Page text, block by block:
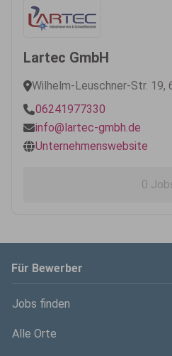
Lartec GmbH
Wilhelm-Leuschner-Str. 19,
06241977330
info@lartec-gmbh.de
Unternehmenswebsite
0
Für Bewerber
Jobs finden
Alle Orte